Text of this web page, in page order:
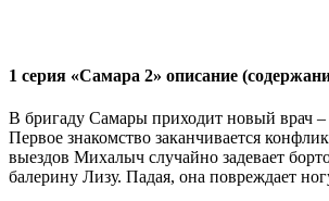
1 серия «Самара 2» описание
В бригаду Самары приходит новый врач –
Первое знакомство заканчивается
выездов Михалыч случайно задевает
балерину Лизу. Падая, она повреждает